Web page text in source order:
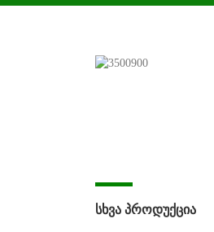
ᲡᲮᲕᲐ ᲞᲠᲝᲓᲣᲥᲪᲘᲐ